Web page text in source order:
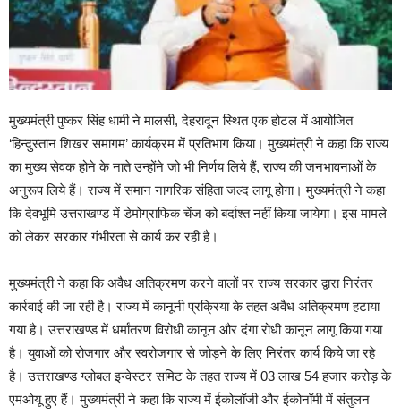
मुख्यमंत्री पुष्कर सिंह धामी ने मालसी, देहरादून स्थित एक होटल में आयोजित
‘हिन्दुस्तान शिखर समागम’ कार्यक्रम में प्रतिभाग किया। मुख्यमंत्री ने कहा कि राज्य
का मुख्य सेवक होने के नाते उन्होंने जो भी निर्णय लिये हैं, राज्य की जनभावनाओं के
अनुरूप लिये हैं। राज्य में समान नागरिक संहिता जल्द लागू होगा। मुख्यमंत्री ने कहा
कि देवभूमि उत्तराखण्ड में डेमोग्राफिक चेंज को बर्दाश्त नहीं किया जायेगा। इस मामले
को लेकर सरकार गंभीरता से कार्य कर रही है।
मुख्यमंत्री ने कहा कि अवैध अतिक्रमण करने वालों पर राज्य सरकार द्वारा निरंतर
कार्रवाई की जा रही है। राज्य में कानूनी प्रक्रिया के तहत अवैध अतिक्रमण हटाया
गया है। उत्तराखण्ड में धर्मांतरण विरोधी कानून और दंगा रोधी कानून लागू किया गया
है। युवाओं को रोजगार और स्वरोजगार से जोड़ने के लिए निरंतर कार्य किये जा रहे
है। उत्तराखण्ड ग्लोबल इन्वेस्टर समिट के तहत राज्य में 03 लाख 54 हजार करोड़ के
एमओयू हुए हैं। मुख्यमंत्री ने कहा कि राज्य में ईकोलॉजी और ईकोनॉमी में संतुलन